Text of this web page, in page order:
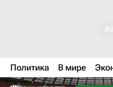
Политика В мире